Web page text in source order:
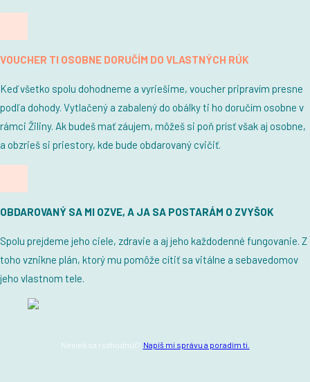
VOUCHER TI OSOBNE DORUČÍM DO VLASTNÝCH RÚK
Keď všetko spolu dohodneme a vyriešime, voucher pripravím presne
podľa dohody. Vytlačený a zabalený do obálky ti ho doručím osobne v
rámci Žiliny. Ak budeš mať záujem, môžeš si poň prísť však aj osobne,
a obzrieš si priestory, kde bude obdarovaný cvičiť.
OBDAROVANÝ SA MI OZVE, A JA SA POSTARÁM O ZVYŠOK
Spolu prejdeme jeho ciele, zdravie a aj jeho každodenné fungovanie. Z
toho vznikne plán, ktorý mu pomôže cítiť sa vitálne a sebavedomov
jeho vlastnom tele.
Nevieš sa rozhodnúť? Napíš mi správu a poradím ti.